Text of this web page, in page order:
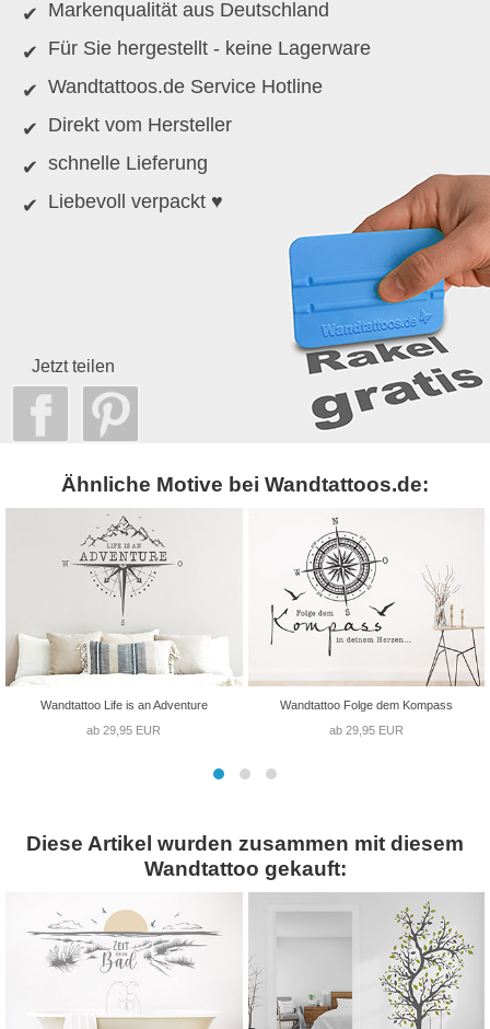
Markenqualität aus Deutschland
Für Sie hergestellt - keine Lagerware
Wandtattoos.de Service Hotline
Direkt vom Hersteller
schnelle Lieferung
Liebevoll verpackt ♥
Jetzt teilen
Ähnliche Motive bei Wandtattoos.de:
Wandtattoo Life is an Adventure
ab 29,95 EUR
Wandtattoo Folge dem Kompass
ab 29,95 EUR
Diese Artikel wurden zusammen mit diesem
Wandtattoo gekauft: